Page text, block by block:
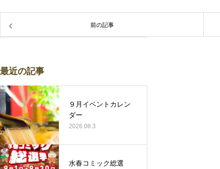
前の記事
最近の記事
９月イベントカレン
ダー
2026.08.3
水春コミック総選